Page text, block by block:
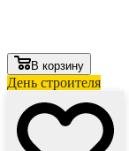
В корзину
День строителя